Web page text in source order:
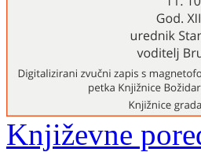
Književne